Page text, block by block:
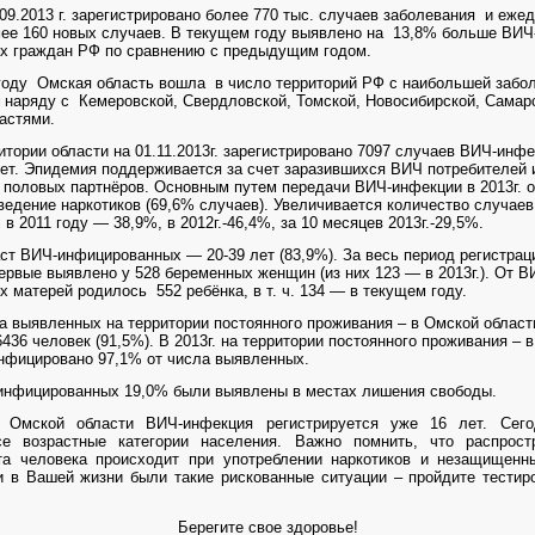
г. зарегистрировано более 770 тыс. случаев заболевания и
160 новых случаев. В текущем году выявлено на 13,8% больше
граждан РФ по сравнению с предыдущим годом.
область вошла в число территорий РФ с наибольшей
с Кемеровской, Свердловской, Томской, Новосибирской,
области на 01.11.2013г. зарегистрировано 7097 случаев ВИЧ-
Эпидемия поддерживается за счет заразившихся ВИЧ потребителей
половых партнёров. Основным путем передачи ВИЧ-инфекции в 2013г.
наркотиков (69,6% случаев). Увеличивается количество
2011 году — 38,9%, в 2012г.-46,4%, за 10 месяцев 2013г.-29,5%.
ВИЧ-инфицированных — 20-39 лет (83,9%). За весь период
выявлено у 528 беременных женщин (из них 123 — в 2013г.). От
матерей родилось 552 ребёнка, в т. ч. 134 — в текущем году.
выявленных на территории постоянного проживания – в Омской
человек (91,5%). В 2013г. на территории постоянного проживания –
97,1% от числа выявленных.
19,0% были выявлены в местах лишения свободы.
Омской области ВИЧ-инфекция регистрируется уже 16 лет.
возрастные категории населения. Важно помнить, что
человека происходит при употреблении наркотиков и
в Вашей жизни были такие рискованные ситуации – пройдите
Берегите свое здоровье!